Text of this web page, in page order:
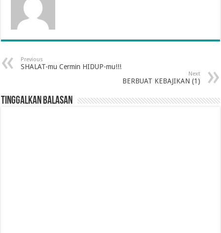
Previous
SHALAT-mu Cermin HIDUP-mu!!!
Next
BERBUAT KEBAJIKAN (1)
Tinggalkan Balasan